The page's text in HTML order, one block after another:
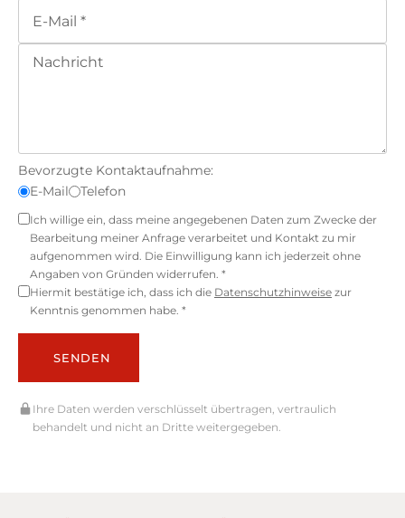
Bevorzugte Kontaktaufnahme:
E-Mail
Telefon
Ich willige ein, dass meine angegebenen Daten zum Zwecke der
Bearbeitung meiner Anfrage verarbeitet und Kontakt zu mir
aufgenommen wird. Die Einwilligung kann ich jederzeit ohne
Angaben von Gründen widerrufen. *
Hiermit bestätige ich, dass ich die Datenschutzhinweise zur
Kenntnis genommen habe. *
SENDEN
Ihre Daten werden verschlüsselt übertragen, vertraulich
behandelt und nicht an Dritte weitergegeben.